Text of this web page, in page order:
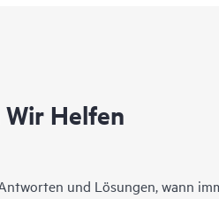
Helfen
und Lösungen, wann